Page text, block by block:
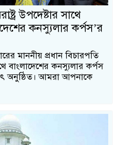
উপদেষ্টার সাথে
কনস্যুলার কর্পস’র
মাননীয় প্রধান বিচারপতি
বাংলাদেশের কনস্যুলার কর্পস
অনুষ্ঠিত। আমরা আপনাকে